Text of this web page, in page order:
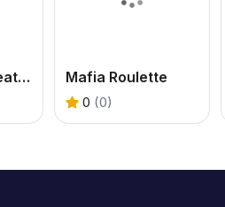
Block Team Deathmatch Mafia Roulette
0 (0)